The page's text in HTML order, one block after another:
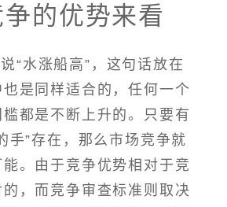
的优势来看
“水涨船高”，这句话放在
是同样适合的，任何一个
都是不断上升的。只要有
手”存在，那么市场竞争就
。由于竞争优势相对于竞
，而竞争审查标准则取决